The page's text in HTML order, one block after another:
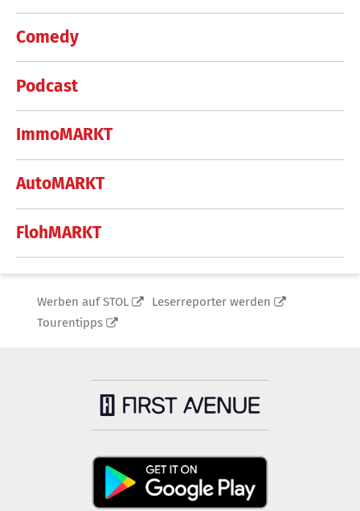
Comedy
Podcast
ImmoMARKT
AutoMARKT
FlohMARKT
Werben auf STOL
Leserreporter werden
Tourentipps